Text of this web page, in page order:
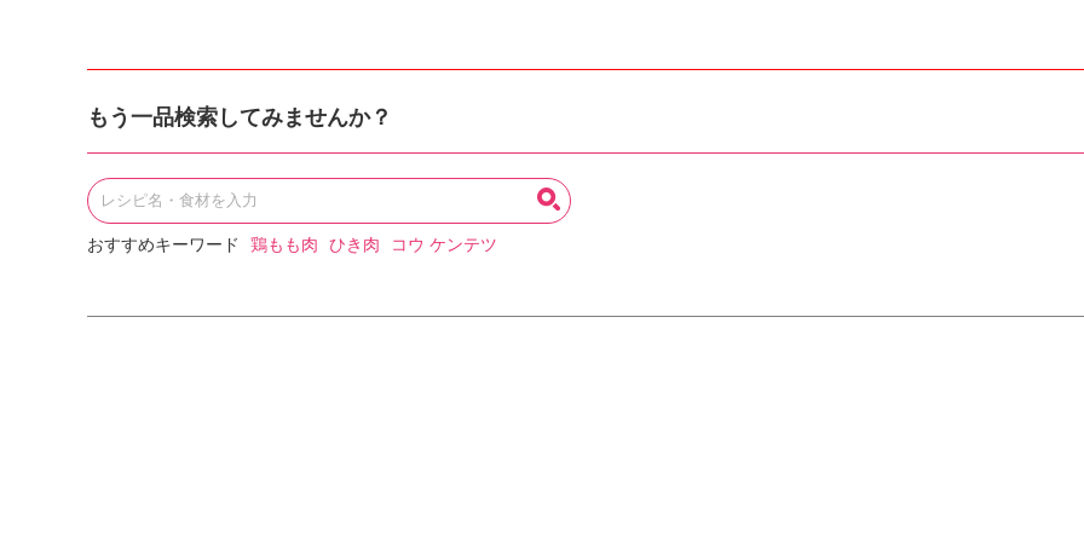
もう一品検索してみませんか？
おすすめキーワード 鶏もも肉 ひき肉 コウ ケンテツ